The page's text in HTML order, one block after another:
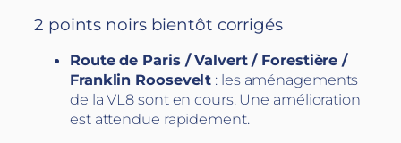
2 points noirs bientôt corrigés
Route de Paris / Valvert / Forestière /
Franklin Roosevelt : les aménagements
de la VL8 sont en cours. Une amélioration
est attendue rapidement.